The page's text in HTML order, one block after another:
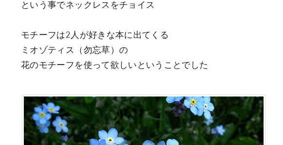
という事でネックレスをチョイス
モチーフは2人が好きな本に出てくる
ミオゾティス（勿忘草）の
花のモチーフを使って欲しいということでした